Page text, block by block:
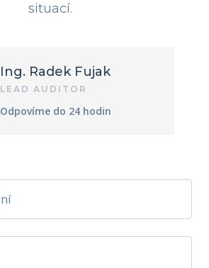
situací.
Ing. Radek Fujak
LEAD AUDITOR
Odpovíme do 24 hodin